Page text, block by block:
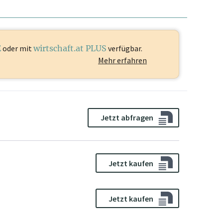
oder mit wirtschaft.at PLUS verfügbar.
Mehr erfahren
Jetzt abfragen
Jetzt kaufen
Jetzt kaufen